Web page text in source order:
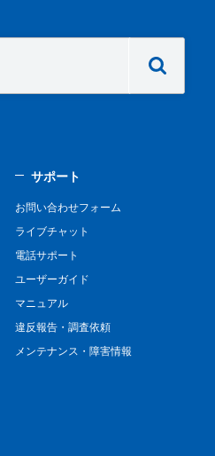
サポート
お問い合わせフォーム
ライブチャット
電話サポート
ユーザーガイド
マニュアル
違反報告・調査依頼
メンテナンス・障害情報